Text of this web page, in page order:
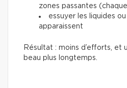
zones passantes
essuyer les liquides
apparaissent
Résultat : moins d’efforts, et
beau plus longtemps.